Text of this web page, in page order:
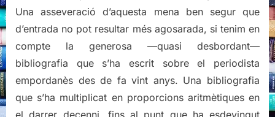
Una asseveració d’aquesta mena ben segur que
d’entrada no pot resultar més agosarada, si tenim en
compte la generosa —quasi desbordant—
bibliografia que s’ha escrit sobre el periodista
empordanès des de fa vint anys. Una bibliografia
que s’ha multiplicat en proporcions aritmètiques en